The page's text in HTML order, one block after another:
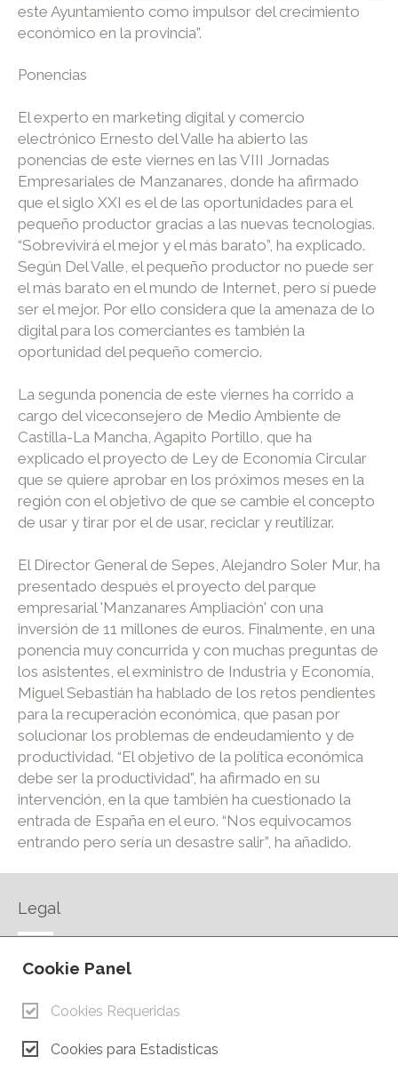
este Ayuntamiento como impulsor del crecimiento
económico en la provincia”.
Ponencias
El experto en marketing digital y comercio
electrónico Ernesto del Valle ha abierto las
ponencias de este viernes en las VIII Jornadas
Empresariales de Manzanares, donde ha afirmado
que el siglo XXI es el de las oportunidades para el
pequeño productor gracias a las nuevas tecnologías.
“Sobrevivirá el mejor y el más barato”, ha explicado.
Según Del Valle, el pequeño productor no puede ser
el más barato en el mundo de Internet, pero sí puede
ser el mejor. Por ello considera que la amenaza de lo
digital para los comerciantes es también la
oportunidad del pequeño comercio.
La segunda ponencia de este viernes ha corrido a
cargo del viceconsejero de Medio Ambiente de
Castilla-La Mancha, Agapito Portillo, que ha
explicado el proyecto de Ley de Economía Circular
que se quiere aprobar en los próximos meses en la
región con el objetivo de que se cambie el concepto
de usar y tirar por el de usar, reciclar y reutilizar.
El Director General de Sepes, Alejandro Soler Mur, ha
presentado después el proyecto del parque
empresarial 'Manzanares Ampliación' con una
inversión de 11 millones de euros. Finalmente, en una
ponencia muy concurrida y con muchas preguntas de
los asistentes, el exministro de Industria y Economía,
Miguel Sebastián ha hablado de los retos pendientes
para la recuperación económica, que pasan por
solucionar los problemas de endeudamiento y de
productividad. “El objetivo de la política económica
debe ser la productividad”, ha afirmado en su
intervención, en la que también ha cuestionado la
entrada de España en el euro. “Nos equivocamos
entrando pero sería un desastre salir”, ha añadido.
Legal
AVISO LEGAL
CONTACTO
Cookie Panel
Cookies Requeridas
Cookies para Estadísticas